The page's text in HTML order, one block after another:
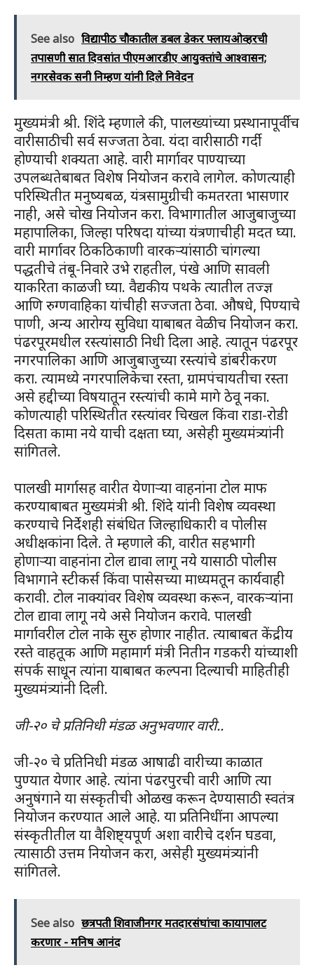
See also विद्यापीठ चौकातील डबल डेकर फ्लायओव्हरची
तपासणी सात दिवसांत पीएमआरडीए आयुक्तांचे आश्वासन;
नगरसेवक सनी निम्हण यांनी दिले निवेदन
मुख्यमंत्री श्री. शिंदे म्हणाले की, पालख्यांच्या प्रस्थानापूर्वीच
वारीसाठीची सर्व सज्जता ठेवा. यंदा वारीसाठी गर्दी
होण्याची शक्यता आहे. वारी मार्गावर पाण्याच्या
उपलब्धतेबाबत विशेष नियोजन करावे लागेल. कोणत्याही
परिस्थितीत मनुष्यबळ, यंत्रसामुग्रीची कमतरता भासणार
नाही, असे चोख नियोजन करा. विभागातील आजुबाजुच्या
महापालिका, जिल्हा परिषदा यांच्या यंत्रणाचीही मदत घ्या.
वारी मार्गावर ठिकठिकाणी वारकऱ्यांसाठी चांगल्या
पद्धतीचे तंबू-निवारे उभे राहतील, पंखे आणि सावली
याकरिता काळजी घ्या. वैद्यकीय पथके त्यातील तज्ज्ञ
आणि रुग्णवाहिका यांचीही सज्जता ठेवा. औषधे, पिण्याचे
पाणी, अन्य आरोग्य सुविधा याबाबत वेळीच नियोजन करा.
पंढरपूरमधील रस्त्यांसाठी निधी दिला आहे. त्यातून पंढरपूर
नगरपालिका आणि आजुबाजुच्या रस्त्यांचे डांबरीकरण
करा. त्यामध्ये नगरपालिकेचा रस्ता, ग्रामपंचायतीचा रस्ता
असे हद्दीच्या विषयातून रस्त्यांची कामे मागे ठेवू नका.
कोणत्याही परिस्थितीत रस्त्यांवर चिखल किंवा राडा-रोडी
दिसता कामा नये याची दक्षता घ्या, असेही मुख्यमंत्र्यांनी
सांगितले.
पालखी मार्गासह वारीत येणाऱ्या वाहनांना टोल माफ
करण्याबाबत मुख्यमंत्री श्री. शिंदे यांनी विशेष व्यवस्था
करण्याचे निर्देशही संबंधित जिल्हाधिकारी व पोलीस
अधीक्षकांना दिले. ते म्हणाले की, वारीत सहभागी
होणाऱ्या वाहनांना टोल द्यावा लागू नये यासाठी पोलीस
विभागाने स्टीकर्स किंवा पासेसच्या माध्यमतून कार्यवाही
करावी. टोल नाक्यांवर विशेष व्यवस्था करून, वारकऱ्यांना
टोल द्यावा लागू नये असे नियोजन करावे. पालखी
मार्गावरील टोल नाके सुरु होणार नाहीत. त्याबाबत केंद्रीय
रस्ते वाहतूक आणि महामार्ग मंत्री नितीन गडकरी यांच्याशी
संपर्क साधून त्यांना याबाबत कल्पना दिल्याची माहितीही
मुख्यमंत्र्यांनी दिली.
जी-२० चे प्रतिनिधी मंडळ अनुभवणार वारी..
जी-२० चे प्रतिनिधी मंडळ आषाढी वारीच्या काळात
पुण्यात येणार आहे. त्यांना पंढरपुरची वारी आणि त्या
अनुषंगाने या संस्कृतीची ओळख करून देण्यासाठी स्वतंत्र
नियोजन करण्यात आले आहे. या प्रतिनिधींना आपल्या
संस्कृतीतील या वैशिष्ट्यपूर्ण अशा वारीचे दर्शन घडवा,
त्यासाठी उत्तम नियोजन करा, असेही मुख्यमंत्र्यांनी
सांगितले.
See also छत्रपती शिवाजीनगर मतदारसंघांचा कायापालट
करणार - मनिष आनंद